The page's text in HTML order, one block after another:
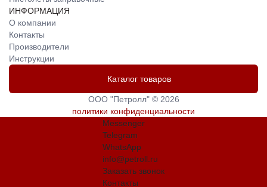
ИНФОРМАЦИЯ
О компании
Контакты
Производители
Инструкции
Каталог товаров
ООО "Петролл" © 2026
политики конфиденциальности
Messenger
Telegram
WhatsApp
info@petroll.ru
Заказать звонок
Контакты